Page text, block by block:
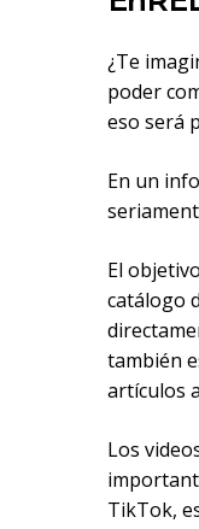
¿Te
poder
eso será
En un
El
catálogo
también
artículos
Los
TikTok,